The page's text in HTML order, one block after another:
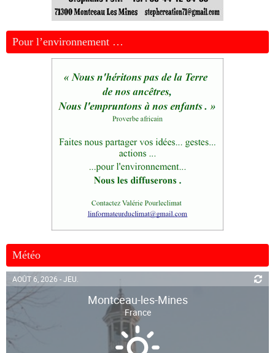
Pour l’environnement …
Météo
AOÛT 6, 2026 - JEU.
Montceau-les-Mines
France